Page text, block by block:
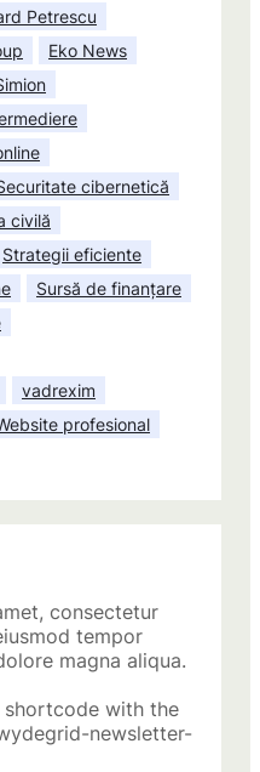
Petrescu
Eko News
cibernetică
civilă
Strategii eficiente
Sursă de finanțare
vadrexim
profesional
consectetur
tempor
magna aliqua.
with the
newsletter-